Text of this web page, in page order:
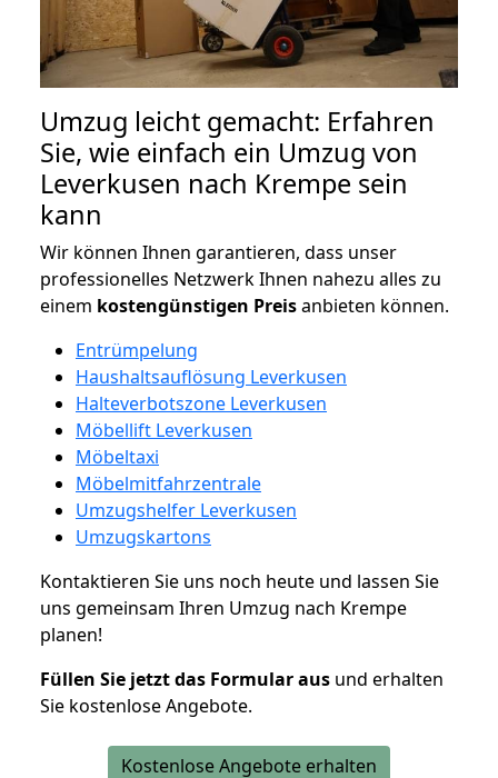
Umzug leicht gemacht: Erfahren
Sie, wie einfach ein Umzug von
Leverkusen nach Krempe sein
kann
Wir können Ihnen garantieren, dass unser
professionelles Netzwerk Ihnen nahezu alles zu
einem kostengünstigen Preisanbieten können.
Entrümpelung
Haushaltsauflösung Leverkusen
Halteverbotszone Leverkusen
Möbellift Leverkusen
Möbeltaxi
Möbelmitfahrzentrale
Umzugshelfer Leverkusen
Umzugskartons
Kontaktieren Sie uns noch heute und lassen Sie
uns gemeinsam Ihren Umzug nach Krempe
planen!
Füllen Sie jetzt das Formular aus und erhalten
Sie kostenlose Angebote.
Kostenlose Angebote erhalten